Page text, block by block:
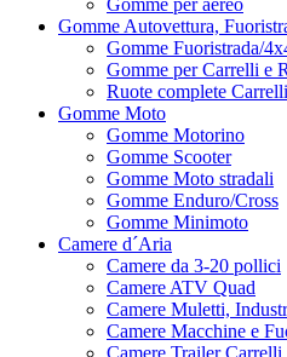
Gomme per aereo
Gomme Autovettura,
Gomme Fuoristrada/
Gomme per Carrelli e
Ruote complete
Gomme Moto
Gomme Motorino
Gomme Scooter
Gomme Moto stradali
Gomme Enduro/Cross
Gomme Minimoto
Camere d´Aria
Camere da 3-20 pollici
Camere ATV Quad
Camere Muletti,
Camere Macchine e
Camere Trailer Carrelli